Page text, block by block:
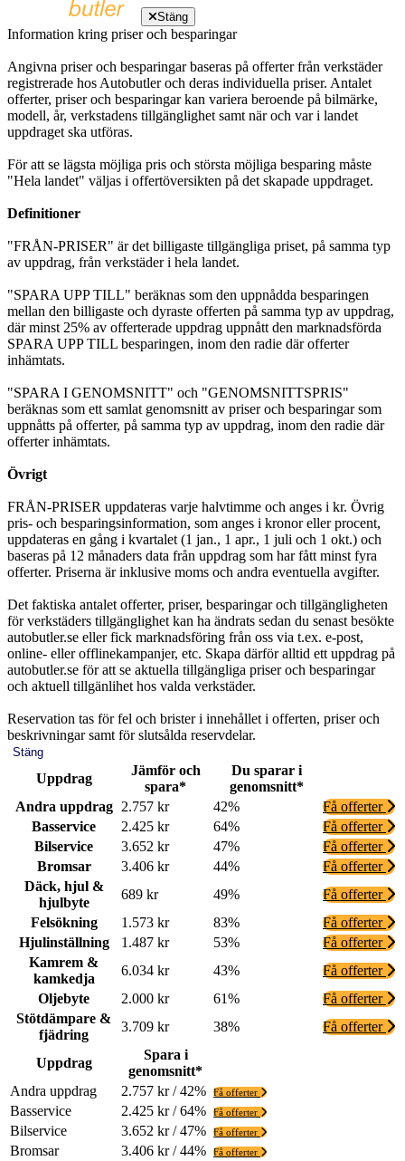
Stäng
Information kring priser och besparingar
Angivna priser och besparingar baseras på offerter från verkstäder
registrerade hos Autobutler och deras individuella priser. Antalet
offerter, priser och besparingar kan variera beroende på bilmärke,
modell, år, verkstadens tillgänglighet samt när och var i landet
uppdraget ska utföras.
För att se lägsta möjliga pris och största möjliga besparing måste
"Hela landet" väljas i offertöversikten på det skapade uppdraget.
Definitioner
"FRÅN-PRISER" är det billigaste tillgängliga priset, på samma typ
av uppdrag, från verkstäder i hela landet.
"SPARA UPP TILL" beräknas som den uppnådda besparingen
mellan den billigaste och dyraste offerten på samma typ av uppdrag,
där minst 25% av offerterade uppdrag uppnått den marknadsförda
SPARA UPP TILL besparingen, inom den radie där offerter
inhämtats.
"SPARA I GENOMSNITT" och "GENOMSNITTSPRIS"
beräknas som ett samlat genomsnitt av priser och besparingar som
uppnåtts på offerter, på samma typ av uppdrag, inom den radie där
offerter inhämtats.
Övrigt
FRÅN-PRISER uppdateras varje halvtimme och anges i kr. Övrig
pris- och besparingsinformation, som anges i kronor eller procent,
uppdateras en gång i kvartalet (1 jan., 1 apr., 1 juli och 1 okt.) och
baseras på 12 månaders data från uppdrag som har fått minst fyra
offerter. Priserna är inklusive moms och andra eventuella avgifter.
Det faktiska antalet offerter, priser, besparingar och tillgängligheten
för verkstäders tillgänglighet kan ha ändrats sedan du senast besökte
autobutler.se eller fick marknadsföring från oss via t.ex. e-post,
online- eller offlinekampanjer, etc. Skapa därför alltid ett uppdrag på
autobutler.se för att se aktuella tillgängliga priser och besparingar
och aktuell tillgänlihet hos valda verkstäder.
Reservation tas för fel och brister i innehållet i offerten, priser och
beskrivningar samt för slutsålda reservdelar.
Stäng
Uppdrag
Jämför och
spara*
Du sparar i
genomsnitt*
Andra uppdrag 2.757 kr 42%
Få offerter
Basservice
2.425 kr 64%
Få offerter
Bilservice
3.652 kr 47%
Få offerter
Bromsar
3.406 kr 44%
Få offerter
Däck, hjul &
hjulbyte
689 kr 49%
Få offerter
Felsökning
1.573 kr 83%
Få offerter
Hjulinställning
1.487 kr 53%
Få offerter
Kamrem &
kamkedja
6.034 kr 43%
Få offerter
Oljebyte
2.000 kr 61%
Få offerter
Stötdämpare &
fjädring
3.709 kr 38% Få offerter
Uppdrag
Spara i
genomsnitt*
Andra uppdrag
2.757 kr / 42% Få offerter
Basservice 2.425 kr / 64% Få offerter
Bilservice 3.652 kr / 47% Få offerter
Bromsar 3.406 kr / 44% Få offerter